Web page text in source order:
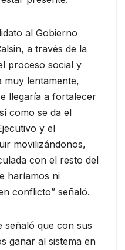
al Gobierno
a través de la
proceso social y
muy lentamente,
llegaría a fortalecer
como se da el
y el
movilizándonos,
con el resto del
haríamos ni
conflicto” señaló.
señaló que con sus
ganar al sistema en